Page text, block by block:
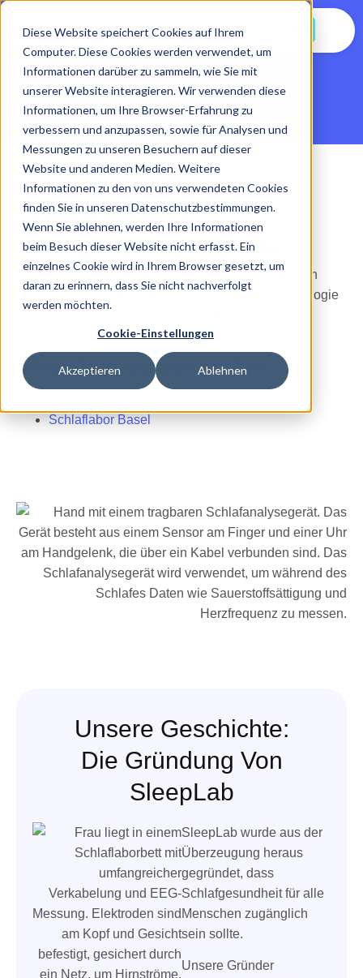
Diese Website speichert Cookies auf Ihrem
Computer. Diese Cookies werden verwendet, um
Informationen darüber zu sammeln, wie Sie mit
unserer Website interagieren. Wir verwenden diese
Informationen, um Ihre Browser-Erfahrung zu
verbessern und anzupassen, sowie für Analysen und
Messungen zu unseren Besuchern auf dieser
Website und anderen Medien. Weitere
Informationen zu den von uns verwendeten Cookies
finden Sie in unseren Datenschutzbestimmungen.
Wenn Sie ablehnen, werden Ihre Informationen
beim Besuch dieser Website nicht erfasst. Ein
einzelnes Cookie wird in Ihrem Browser gesetzt, um
daran zu erinnern, dass Sie nicht nachverfolgt
werden möchten.
Cookie-Einstellungen
Akzeptieren Ablehnen
Über SleepLab
Unsere Mission:
Besserer Schlaf Für Alle
Wir bei SleepLab glauben daran, dass jeder Mensch
erholsamen Schlaf verdient. Mit modernster Technologie
Schlafgesundheit direkt zu Ihnen nach Hause.
📍 Finden Sie ein Schlaflabor in Ihrer Nähe:
Schlaflabor Basel
Unsere Geschichte:
Die Gründung Von
SleepLab
SleepLab wurde aus der
Überzeugung heraus
gegründet, dass
Schlafgesundheit für alle
Menschen zugänglich
sein sollte.
Unsere Gründer